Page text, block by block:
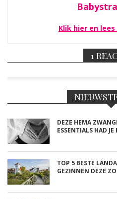
Klik hier en
1
DEZE HEMA
ESSENTIALS HAD
TOP 5 BESTE
GEZINNEN DEZE